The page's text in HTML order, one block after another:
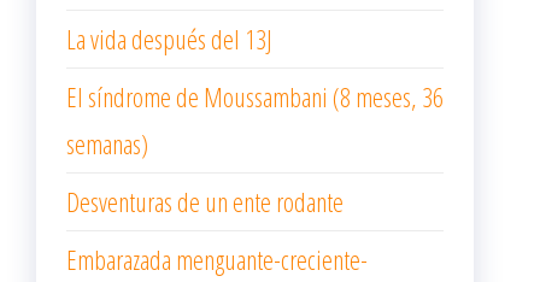
La vida después del 13J
El síndrome de Moussambani (8 meses, 36
semanas)
Desventuras de un ente rodante
Embarazada menguante-creciente-